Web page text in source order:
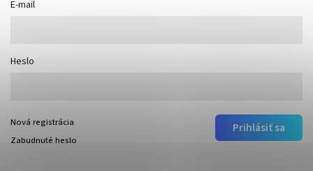
E-mail
Heslo
Prihlásiť sa
Nová registrácia
Zabudnuté heslo